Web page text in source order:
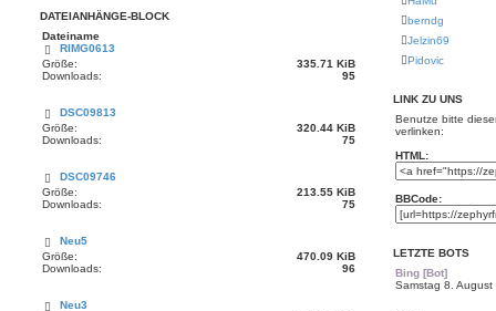
DATEIANHÄNGE-BLOCK
Dateiname
RIMG0613
Größe:
335.71 KiB
Downloads:
95
DSC09813
Größe:
320.44 KiB
Downloads:
75
DSC09746
Größe:
213.55 KiB
Downloads:
75
Neu5
Größe:
470.09 KiB
Downloads:
96
Neu3
berndg
Jelzin69
Pidovic
LINK ZU UNS
Benutze bitte
verlinken:
HTML:
BBCode:
LETZTE BOTS
Bing [Bot]
Samstag 8.